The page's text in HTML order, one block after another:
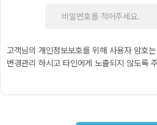
고객님의 개인정보보호를 위해 사용자 암호
변경관리 하시고 타인에게 노출되지 않도록